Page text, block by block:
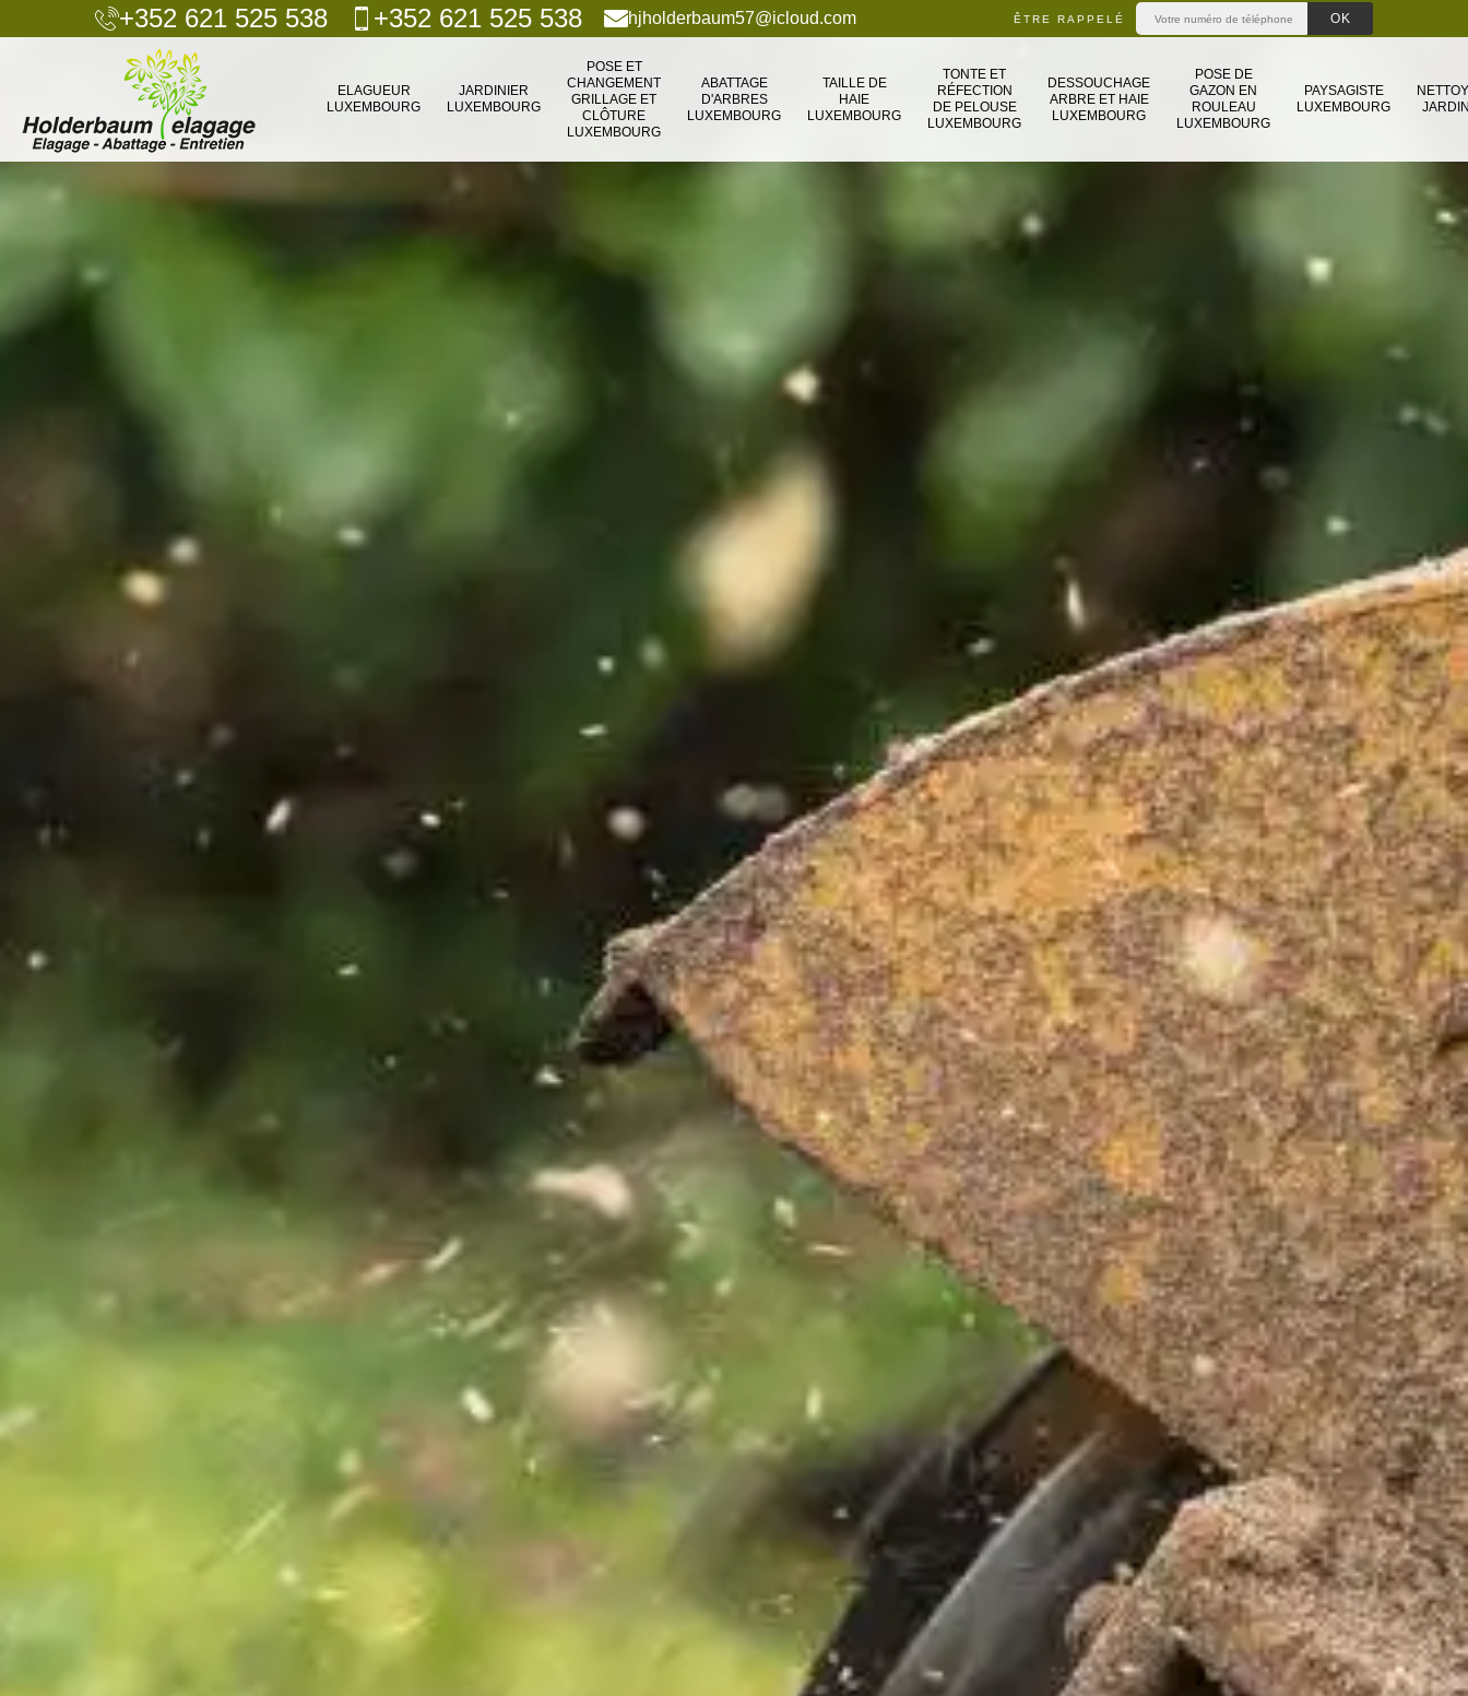
+352 621 525 538 +352 621 525 538 hjholderbaum57@icloud.com ÊTRE RAPPELÉ
ELAGUEUR
LUXEMBOURG
JARDINIER
LUXEMBOURG
POSE ET
CHANGEMENT
GRILLAGE ET
CLÔTURE
LUXEMBOURG
ABATTAGE
D'ARBRES
LUXEMBOURG
TAILLE DE
HAIE
LUXEMBOURG
TONTE ET
RÉFECTION
DE PELOUSE
LUXEMBOURG
DESSOUCHAGE
ARBRE ET HAIE
LUXEMBOURG
POSE DE
GAZON EN
ROULEAU
LUXEMBOURG
PAYSAGISTE
LUXEMBOURG